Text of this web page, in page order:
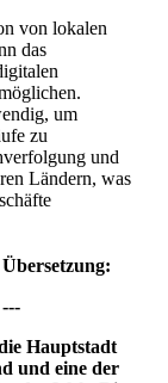
von lokalen
das
um
zu
und
Ländern, was
---
Hauptstadt
und eine der